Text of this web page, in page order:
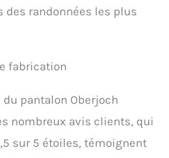
sécurité intérieure
intégrée Contenu : 1 x
Therm, Coupe : Regular Fit,
Coloris : Noir, Taille : 31
(W46/L32)
des randonnées les plus
fabrication
pantalon Oberjoch
nombreux avis clients, qui
sur 5 étoiles, témoignent